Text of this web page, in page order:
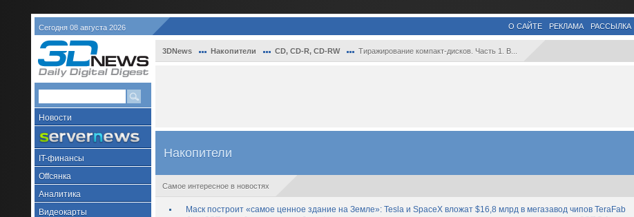
Сегодня 08 августа 2026 О САЙТЕ РЕКЛАМА РАССЫЛКА
Новости
IT-финансы
Offсянка
Аналитика
Видеокарты
3DNews Накопители СD, CD-R, CD-RW Тиражирование компакт-дисков. Часть 1. В...
Накопители
Самое интересное в новостях
Маск построит «самое ценное здание на Земле»: Tesla и SpaceX вложат $16,8 млрд в мегазавод чипов TeraFab